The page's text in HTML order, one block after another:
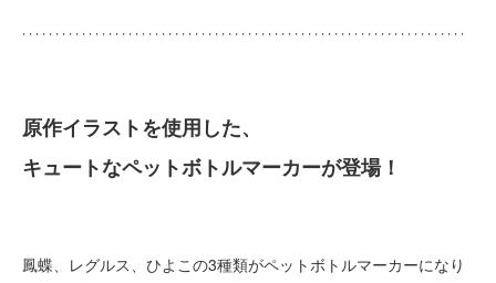
原作イラストを使用した、
キュートなペットボトルマーカーが登場！
鳳蝶、レグルス、ひよこの3種類がペットボトルマーカーになり